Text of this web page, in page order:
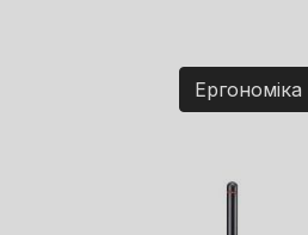
Ергономіка